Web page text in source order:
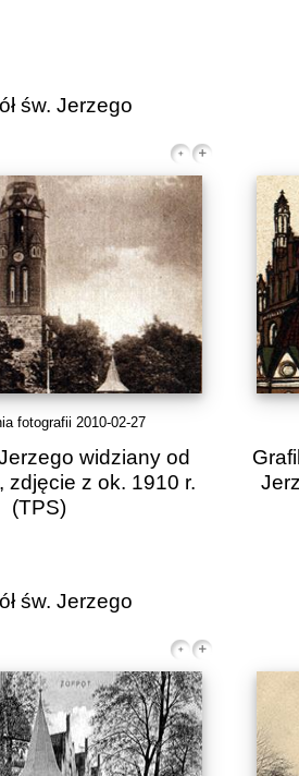
św. Jerzego
fotografii 2010-02-27
widziany od
zdjęcie z ok. 1910 r.
(TPS)
św. Jerzego